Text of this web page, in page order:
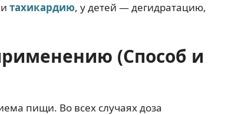
тахикардию, у детей — дегидратацию,
(Способ и
пищи. Во всех случаях доза